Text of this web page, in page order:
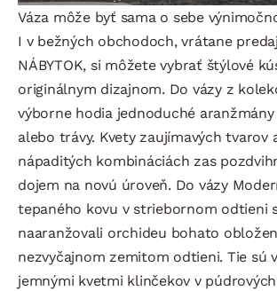
Váza môže byť sama o sebe
I v bežných obchodoch, vrátane
NÁBYTOK, si môžete vybrať štýlové
originálnym dizajnom. Do vázy z
výborne hodia jednoduché
alebo trávy. Kvety zaujímavých tvarov
nápaditých kombináciách zas
dojem na novú úroveň. Do vázy
tepaného kovu v striebornom odtieni
naaranžovali orchideu bohato
nezvyčajnom zemitom odtieni. Tie sú
jemnými kvetmi klinčekov v